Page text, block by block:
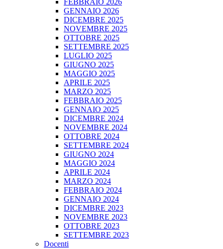
FEBBRAIO 2026
GENNAIO 2026
DICEMBRE 2025
NOVEMBRE 2025
OTTOBRE 2025
SETTEMBRE 2025
LUGLIO 2025
GIUGNO 2025
MAGGIO 2025
APRILE 2025
MARZO 2025
FEBBRAIO 2025
GENNAIO 2025
DICEMBRE 2024
NOVEMBRE 2024
OTTOBRE 2024
SETTEMBRE 2024
GIUGNO 2024
MAGGIO 2024
APRILE 2024
MARZO 2024
FEBBRAIO 2024
GENNAIO 2024
DICEMBRE 2023
NOVEMBRE 2023
OTTOBRE 2023
SETTEMBRE 2023
Docenti